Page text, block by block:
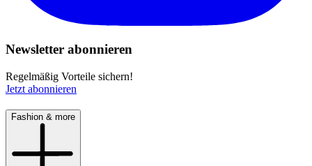
Newsletter abonnieren
Regelmäßig Vorteile sichern!
Jetzt abonnieren
Fashion & more